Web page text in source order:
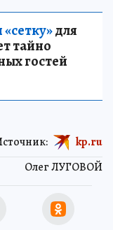
для
тайно
гостей
Олег ЛУГОВОЙ
kp.ru